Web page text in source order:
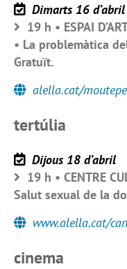
Dimarts 16 d’abril
19 h • ESPAI
• La problemàtica
Gratuït.
alella.cat/
tertúlia
Dijous 18 d’abril
19 h • CENTRE
Salut sexual de la
www.alella.cat/
cinema